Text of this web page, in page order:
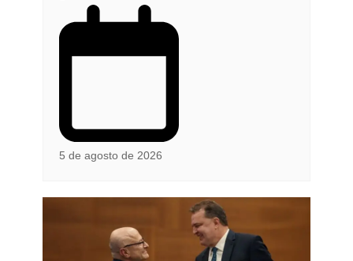
5 de agosto de 2026